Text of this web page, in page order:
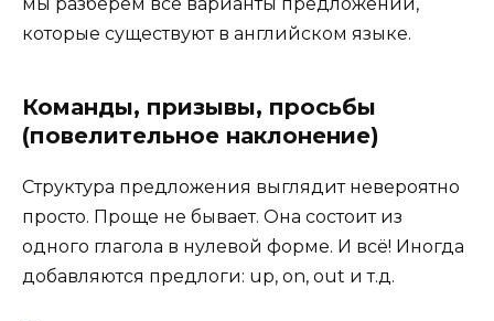
мы разберем все варианты предложений,
которые существуют в английском языке.
Команды, призывы, просьбы
(повелительное наклонение)
Структура предложения выглядит невероятно
просто. Проще не бывает. Она состоит из
одного глагола в нулевой форме. И всё! Иногда
добавляются предлоги: up, on, out и т.д.